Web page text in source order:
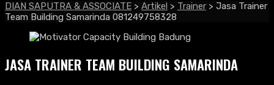
DIAN SAPUTRA & ASSOCIATE > Artikel > Trainer > Jasa Trainer
Team Building Samarinda 081249758328
JASA TRAINER TEAM BUILDING SAMARINDA